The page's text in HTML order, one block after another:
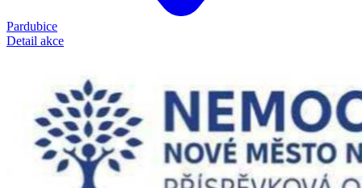
Pardubice
Detail akce